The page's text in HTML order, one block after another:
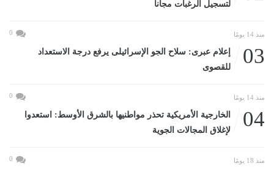
لتسجيل الرغبات مجانا
منذ 14 يومًا 0
03
إعلام عبرى: سلاح الجو الإسرائيلى يرفع درجة الاستعداد
للقصوى
منذ 14 يومًا 0
04
الخارجية الأمريكية تحذر مواطنيها بالشرق الأوسط: استعدوا
لإغلاق المجالات الجوية
منذ 18 يومًا 0